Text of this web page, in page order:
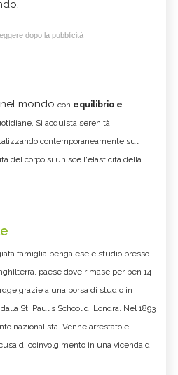
dopo la pubblicità
mondo con equilibrio e
Si acquista serenità,
contemporaneamente sul
del corpo si unisce l'elasticità della
famiglia bengalese e studiò presso
paese dove rimase per ben 14
grazie a una borsa di studio in
St. Paul's School di Londra. Nel 1893
nazionalista. Venne arrestato e
di coinvolgimento in una vicenda di